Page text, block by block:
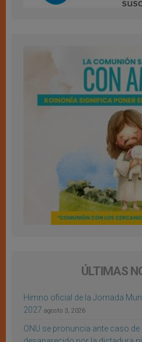
ÚLTIMAS
Himno oficial de la Jornada
2027 agosto 3, 2026
ONU se pronuncia ante caso